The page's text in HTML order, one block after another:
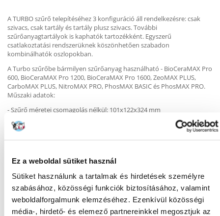
Ez a weboldal sütiket használ
Sütiket használunk a tartalmak és hirdetések személyre
szabásához, közösségi funkciók biztosításához, valamint
weboldalforgalmunk elemzéséhez. Ezenkívül közösségi
média-, hirdető- és elemező partnereinkkel megosztjuk az
A TURBO szűrő telepítéséhez 3 konfiguráció áll rendelkezésre: csak
szivacs, csak tartály és tartály plusz szivacs. További
szűrőanyagtartályok is kaphatók tartozékként. Egyszerű
csatlakoztatási rendszerüknek köszönhetően szabadon
kombinálhatók oszlopokban.
A Turbo szűrőbe bármilyen szűrőanyag használható - BioCeraMAX Pro
600, BioCeraMAX Pro 1200, BioCeraMAX Pro 1600, ZeoMAX PLUS,
CarboMAX PLUS, NitroMAX PRO, PhosMAX BASIC és PhosMAX PRO.
Műszaki adatok:
- Szűrő méretei csomagolás nélkül: 101x122x324 mm
- Teljesítmény: 27 W
KÉRDEZZ TŐLÜNK!